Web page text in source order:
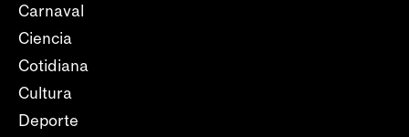
Carnaval
Ciencia
Cotidiana
Cultura
Deporte